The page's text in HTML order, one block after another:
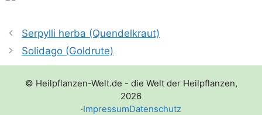
Serpylli herba (Quendelkraut)
Solidago (Goldrute)
© Heilpflanzen-Welt.de - die Welt der Heilpflanzen,
2026
·ImpressumDatenschutz